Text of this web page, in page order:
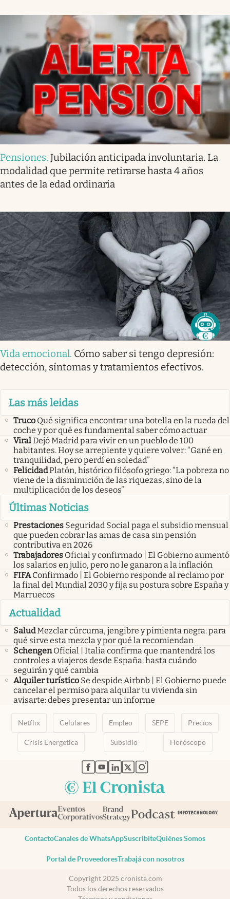
Pensiones. Jubilación anticipada involuntaria. La
modalidad que permite retirarse hasta 4 años
antes de la edad ordinaria
Vida emocional. Cómo saber si tengo depresión:
detección, síntomas y tratamientos efectivos.
Las más leidas
Truco Qué significa encontrar una botella en la rueda del
coche y por qué es fundamental saber cómo actuar
ViralDejó Madrid para vivir en un pueblo de 100
habitantes. Hoy se arrepiente y quiere volver: “Gané en
tranquilidad, pero perdí en soledad”
FelicidadPlatón, histórico filósofo griego: “La pobreza no
viene de la disminución de las riquezas, sino de la
multiplicación de los deseos”
Últimas Noticias
Prestaciones Seguridad Social paga el subsidio mensual
que pueden cobrar las amas de casa sin pensión
contributiva en 2026
Trabajadores Oficial y confirmado | El Gobierno aumentó
los salarios en julio, pero no le ganaron a la inflación
FIFA Confirmado | El Gobierno responde al reclamo por
la final del Mundial 2030 y fija su postura sobre España y
Marruecos
Actualidad
SaludMezclar cúrcuma, jengibre y pimienta negra: para
qué sirve esta mezcla y por qué la recomiendan
Schengen Oficial | Italia confirma que mantendrá los
controles a viajeros desde España: hasta cuándo
seguirán y qué cambia
Alquiler turístico Se despide Airbnb | El Gobierno puede
cancelar el permiso para alquilar tu vivienda sin
avisarte: debes presentar un informe
Netflix Celulares Empleo SEPE Precios
Crisis Energetica Subsidio Horóscopo
abre en nueva pestaña
abre en nueva pestaña
abre en nueva pestaña
abre en nueva pestaña
abre en nueva pestaña
ContactoCanales de WhatsAppSuscribiteQuiénes Somos
Portal de ProveedoresTrabajá con nosotros
Copyright 2025 cronista.com
Todos los derechos reservados